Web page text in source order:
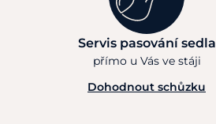
Servis pasování sedla
přímo u Vás ve stáji
Dohodnout schůzku